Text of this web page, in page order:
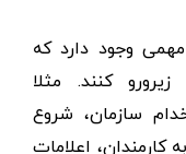
وجود دارد که
کنند. مثلا
سازمان، شروع
کارمندان، اعلامات